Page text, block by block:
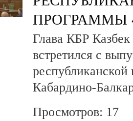
ПРОГРАММЫ
Глава КБР Казбек
встретился с
Кабардино-
Просмотров: 17